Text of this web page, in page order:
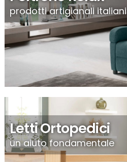
prodotti artigianali italiani
Letti Ortopedici
un aiuto fondamentale